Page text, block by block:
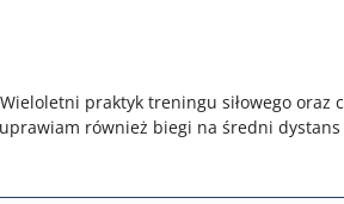
praktyk treningu siłowego oraz
również biegi na średni